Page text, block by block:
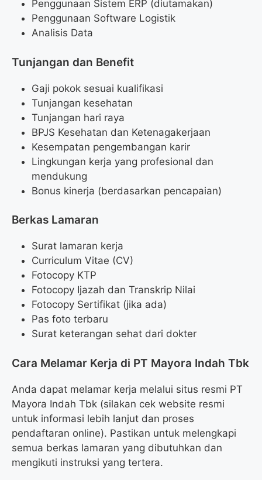
Penggunaan Sistem ERP (diutamakan)
Penggunaan Software Logistik
Analisis Data
Tunjangan dan Benefit
Gaji pokok sesuai kualifikasi
Tunjangan kesehatan
Tunjangan hari raya
BPJS Kesehatan dan Ketenagakerjaan
Kesempatan pengembangan karir
Lingkungan kerja yang profesional dan
mendukung
Bonus kinerja (berdasarkan pencapaian)
Berkas Lamaran
Surat lamaran kerja
Curriculum Vitae (CV)
Fotocopy KTP
Fotocopy Ijazah dan Transkrip Nilai
Fotocopy Sertifikat (jika ada)
Pas foto terbaru
Surat keterangan sehat dari dokter
Cara Melamar Kerja di PT Mayora Indah Tbk
Anda dapat melamar kerja melalui situs resmi PT
Mayora Indah Tbk (silakan cek website resmi
untuk informasi lebih lanjut dan proses
pendaftaran online). Pastikan untuk melengkapi
semua berkas lamaran yang dibutuhkan dan
mengikuti instruksi yang tertera.